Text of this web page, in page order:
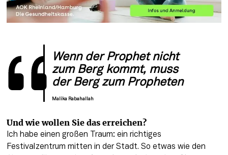
Wenn der Prophet nicht
zum Berg kommt, muss
der Berg zum Propheten
Malika Rabahallah
Und wie wollen Sie das erreichen?
Ich habe einen großen Traum: ein richtiges
Festivalzentrum mitten in der Stadt. So etwas wie den